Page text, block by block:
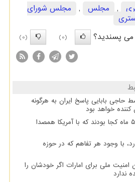
, مجلس ,
مجلس شورای
می پسندید؟
(0)
(0)
حاجی بابایی پاسخ ایران به هرگونه
خواهد بود
سلبریتی ها بگویند در این ۵ ماه کجا بودند که با آمریکا همصدا
با وجود هر تفاهم که در حوزه
ملی برای امارات اگر خودشان را
ندارد